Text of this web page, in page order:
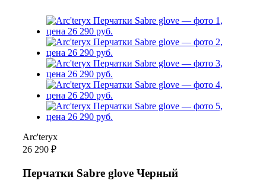
Arc'teryx
26 290 ₽
Перчатки Sabre glove Черный